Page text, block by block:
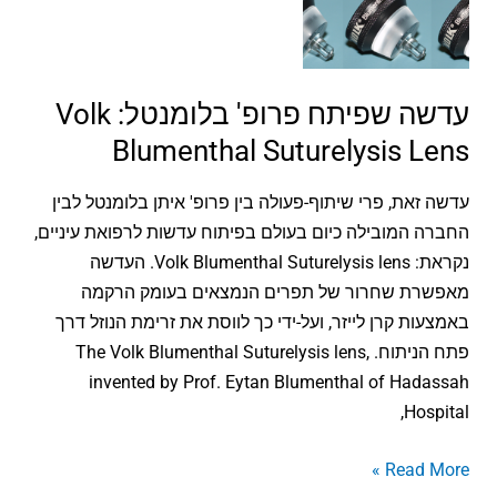
עדשה שפיתח פרופ' בלומנטל: Volk
Blumenthal Suturelysis Lens
עדשה זאת, פרי שיתוף-פעולה בין פרופ' איתן בלומנטל לבין
החברה המובילה כיום בעולם בפיתוח עדשות לרפואת עיניים,
נקראת: Volk Blumenthal Suturelysis lens. העדשה
מאפשרת שחרור של תפרים הנמצאים בעומק הרקמה
באמצעות קרן לייזר, ועל-ידי כך לווסת את זרימת הנוזל דרך
פתח הניתוח. The Volk Blumenthal Suturelysis lens,
invented by Prof. Eytan Blumenthal of Hadassah
Hospital,
שפיתח
פרופ'
Volk
Blumenthal
Lens
Read More »